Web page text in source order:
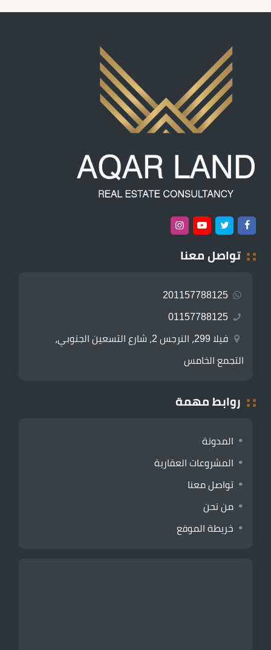
تواصل معنا
201157788125
01157788125
فيلا 299، النرجس 2، شارع التسعين الجنوبي،
التجمع الخامس
روابط مهمة
المدونة
المشروعات العقارية
تواصل معنا
من نحن
خريطة الموقع